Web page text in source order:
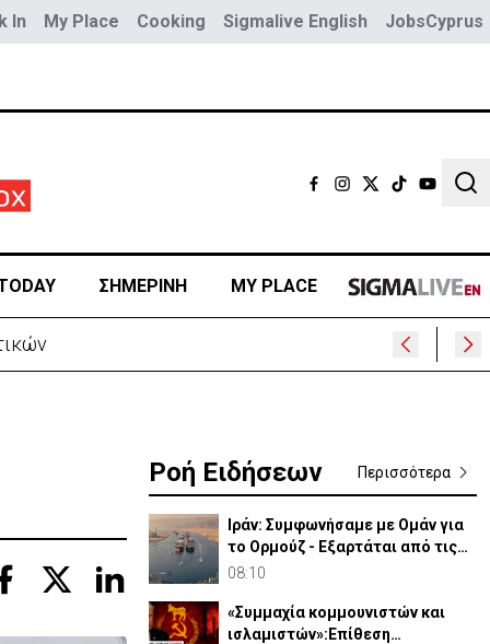
In My Place Cooking Sigmalive English JobsCyprus
ΣΗΜΕΡΙΝΗ MY PLACE
Ροή Ειδήσεων Περισσότερα
Ιράν: Συμφωνήσαμε με Ομάν για
το Ορμούζ - Εξαρτάται από τις
ΗΠΑ αν θα ανοίξει
08:10
«Συμμαχία κομμουνιστών και
ισλαμιστών»:Επίθεση